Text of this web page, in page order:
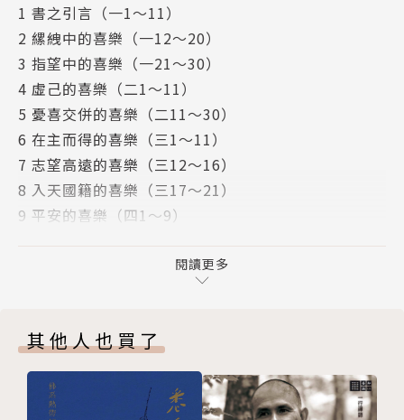
1 書之引言（一1～11）
2 縲絏中的喜樂（一12～20）
3 指望中的喜樂（一21～30）
4 虛己的喜樂（二1～11）
5 憂喜交併的喜樂（二11～30）
6 在主而得的喜樂（三1～11）
7 志望高遠的喜樂（三12～16）
8 入天國籍的喜樂（三17～21）
9 平安的喜樂（四1～9）
閱讀更多
其他人也買了